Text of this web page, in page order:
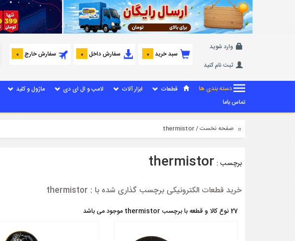
وارد شوید
ثبت نام کنید
سبد خرید 0 سفارش داخل 0 سفارش خارج 0
دسته بندی ها قطعات ابزار آلات لامپ و ال ای دی ماژول و کلید
تماس باما
صفحه نخست/ thermistor
برچسب : thermistor
خرید قطعات الکترونیکی برچسب گذاری شده با : thermistor
27 نوع کالا و قطعه با برچسب thermistor موجود می باشد